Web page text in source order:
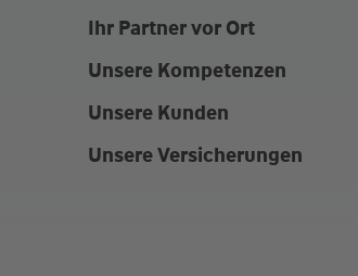
Ihr Partner vor Ort
Unsere Kompetenzen
Unsere Kunden
Unsere Versicherungen